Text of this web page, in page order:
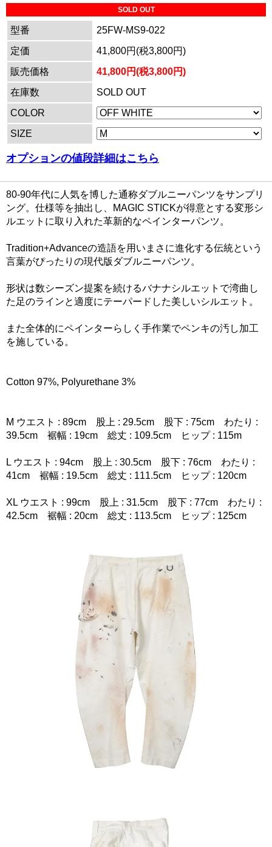
SOLD OUT
型番
25FW-MS9-022
定価
41,800円(税3,800円)
販売価格
41,800円(税3,800円)
在庫数
SOLD OUT
COLOR
SIZE
オプションの値段詳細はこちら
80-90年代に人気を博した通称ダブルニーパンツをサンプリ
ング。仕様等を抽出し、MAGIC STICKが得意とする変形シ
ルエットに取り入れた革新的なペインターパンツ。
Tradition+Advanceの造語を用いまさに進化する伝統という
言葉がぴったりの現代版ダブルニーパンツ。
形状は数シーズン提案を続けるバナナシルエットで湾曲し
た足のラインと適度にテーパードした美しいシルエット。
また全体的にペインターらしく手作業でペンキの汚し加工
を施している。
Cotton 97%, Polyurethane 3%
M ウエスト : 89cm 股上 : 29.5cm 股下 : 75cm わたり :
39.5cm 裾幅 : 19cm 総丈 : 109.5cm ヒップ : 115m
L ウエスト : 94cm 股上 : 30.5cm 股下 : 76cm わたり :
41cm 裾幅 : 19.5cm 総丈 : 111.5cm ヒップ : 120cm
XL ウエスト : 99cm 股上 : 31.5cm 股下 : 77cm わたり :
42.5cm 裾幅 : 20cm 総丈 : 113.5cm ヒップ : 125cm